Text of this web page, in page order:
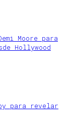
Moore para
Hollywood
para revelar